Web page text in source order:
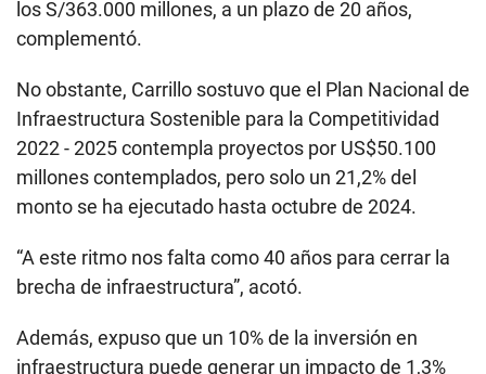
los S/363.000 millones, a un plazo de 20 años,
complementó.
No obstante, Carrillo sostuvo que el Plan Nacional de
Infraestructura Sostenible para la Competitividad
2022 - 2025 contempla proyectos por US$50.100
millones contemplados, pero solo un 21,2% del
monto se ha ejecutado hasta octubre de 2024.
“A este ritmo nos falta como 40 años para cerrar la
brecha de infraestructura”, acotó.
Además, expuso que un 10% de la inversión en
infraestructura puede generar un impacto de 1,3%